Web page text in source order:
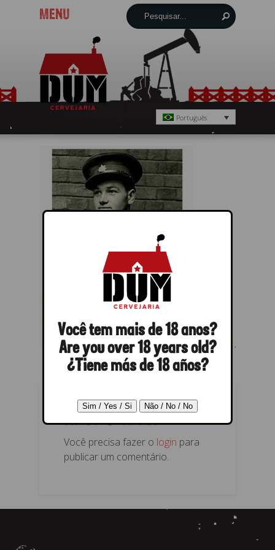
MENU
Português
RESPONDER
Você precisa fazer o login para
publicar um comentário.
Você tem mais de 18 anos?
Are you over 18 years old?
¿Tiene más de 18 años?